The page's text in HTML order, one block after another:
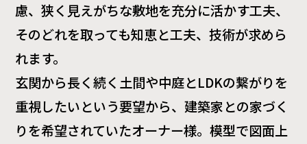
慮、狭く見えがちな敷地を充分に活かす工夫、
そのどれを取っても知恵と工夫、技術が求めら
れます。
玄関から長く続く土間や中庭とLDKの繋がりを
重視したいという要望から、建築家との家づく
りを希望されていたオーナー様。模型で図面上